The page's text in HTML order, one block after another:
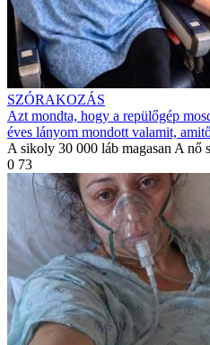
SZÓRAKOZÁS
Azt mondta, hogy a repülőgép
éves lányom mondott valamit,
A sikoly 30 000 láb magasan A nő
0 73